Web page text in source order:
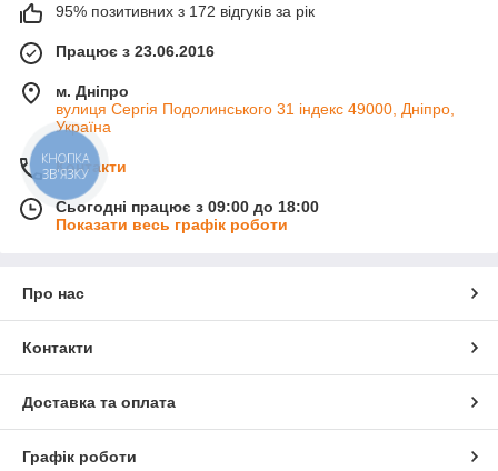
95% позитивних з 172 відгуків за рік
Працює з 23.06.2016
м. Дніпро
вулиця Сергія Подолинського 31 індекс 49000, Дніпро,
Україна
Контакти
Сьогодні працює з 09:00 до 18:00
Показати весь графік роботи
Про нас
Контакти
Доставка та оплата
Графік роботи
КНОПКА
ЗВ'ЯЗКУ